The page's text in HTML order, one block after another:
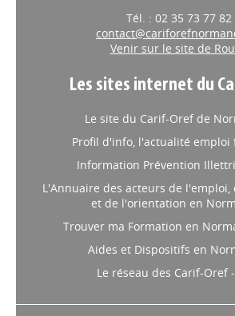
Tél. : 02 35 73 77 82
Venir sur le site de
Les sites internet du
Le site du Carif-Oref de
Profil d'info, l'actualité emploi
Information Prévention
L'Annuaire des acteurs de
et de l'orientation en
Trouver ma Formation en
Aides et Dispositifs en
Le réseau des Carif-Oref -